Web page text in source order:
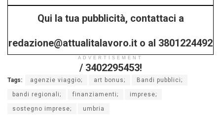
/ 3402295453!
Qui la tua pubblicità, contattaci a
redazione@attualitalavoro.it o al 3801224492
/ 3402295453!
ADVERTISEMENT
Tags: agenzie viaggio; art bonus; Bandi pubblici;
bandi regionali; finanziamenti; imprese;
sostegno imprese; umbria